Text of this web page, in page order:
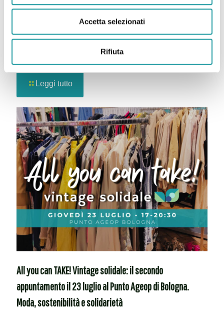
Accetta selezionati
Rifiuta
Luglio è il mese internazionale di sensibilizzazione sui
Leggi tutto
All you can TAKE! Vintage solidale: il secondo
appuntamento il 23 luglio al Punto Ageop di Bologna.
Moda, sostenibilità e solidarietà